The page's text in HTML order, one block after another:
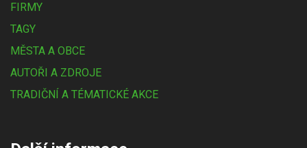
FIRMY
TAGY
MĚSTA A OBCE
AUTOŘI A ZDROJE
TRADIČNÍ A TÉMATICKÉ AKCE